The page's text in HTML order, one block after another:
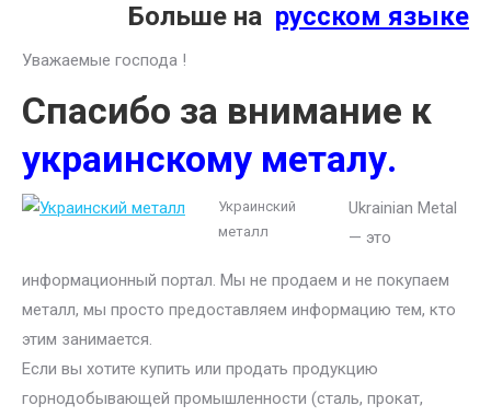
Больше на русском языке
Уважаемые господа !
Спасибо за внимание к
украинскому металу.
Украинский
металл
Ukrainian Metal
— это
информационный портал. Мы не продаем и не покупаем
металл, мы просто предоставляем информацию тем, кто
этим занимается.
Если вы хотите купить или продать продукцию
горнодобывающей промышленности (сталь, прокат,